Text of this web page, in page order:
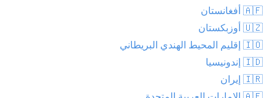
🇦🇫 أفغانستان
🇺🇿 أوزبكستان
🇮🇴 إقليم المحيط الهندي البريطاني
🇮🇩 إندونيسيا
🇮🇷 إيران